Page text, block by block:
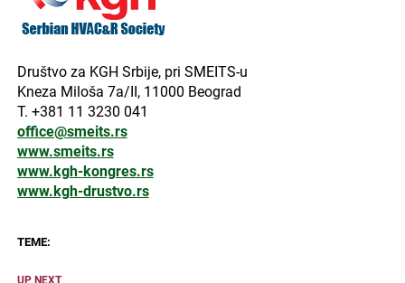
Društvo za KGH Srbije, pri SMEITS-u
Kneza Miloša 7a/II, 11000 Beograd
T. +381 11 3230 041
office@smeits.rs
www.smeits.rs
www.kgh-kongres.rs
www.kgh-drustvo.rs
TEME: